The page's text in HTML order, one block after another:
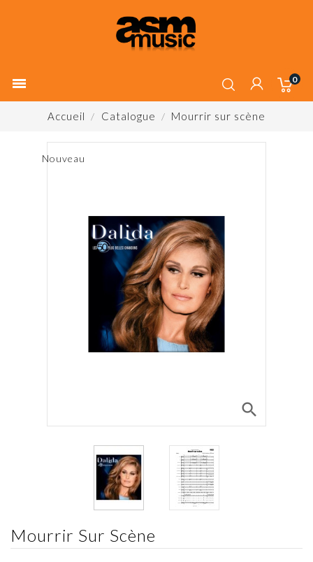
 0
Accueil Catalogue Mourrir sur scène
Nouveau
search
Mourrir Sur Scène